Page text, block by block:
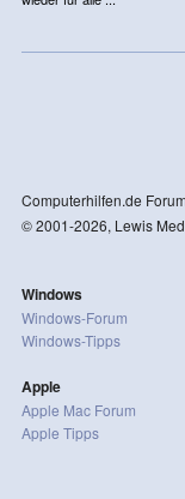
Computerhilfen.de
© 2001-2026, Lewis
Windows
Windows-Forum
Windows-Tipps
Apple
Apple Mac Forum
Apple Tipps